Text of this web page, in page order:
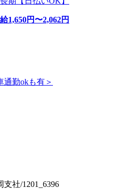
1,650円〜2,062円
勤okも有＞
社/1201_6396